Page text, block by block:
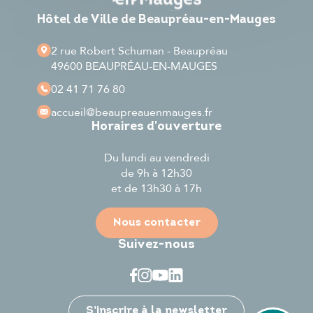
Je participe
Hôtel de Ville de Beaupréau-en-Mauges
2 rue Robert Schuman - Beaupréau
49600 BEAUPRÉAU-EN-MAUGES
02 41 71 76 80
accueil@beaupreauenmauges.fr
Horaires d'ouverture
Du lundi au vendredi
de 9h à 12h30
et de 13h30 à 17h
Nous contacter
Suivez-nous